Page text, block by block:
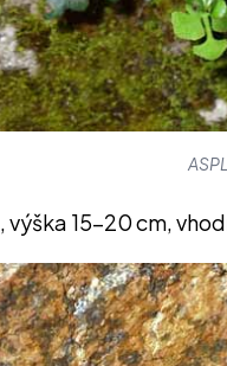
, výška 15–20 cm,